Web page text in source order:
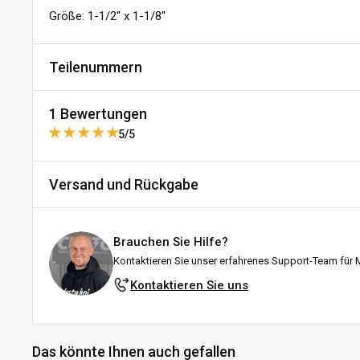
Größe: 1-1/2" x 1-1/8"
Teilenummern
DPN:535161
1 Bewertungen
5/5
Dieses Produkt hat noch keine
Versand und Rückgabe
Alle Bestellungen werden von unserem Lager in
bemühen uns, sie schnell zu versenden!
Lieferung erfolgt in der Regel 1–3 Werktage nach
Brauchen Sie Hilfe?
Kontaktieren Sie unser erfahrenes Support-Team für
Kontaktieren Sie uns
Das könnte Ihnen auch gefallen